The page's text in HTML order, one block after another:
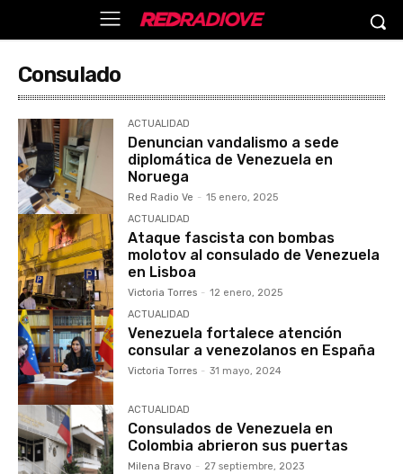
Consulado
ACTUALIDAD
Denuncian vandalismo a sede
diplomática de Venezuela en
Noruega
Red Radio Ve - 15 enero, 2025
ACTUALIDAD
Ataque fascista con bombas
molotov al consulado de Venezuela
en Lisboa
Victoria Torres - 12 enero, 2025
ACTUALIDAD
Venezuela fortalece atención
consular a venezolanos en España
Victoria Torres - 31 mayo, 2024
ACTUALIDAD
Consulados de Venezuela en
Colombia abrieron sus puertas
Milena Bravo - 27 septiembre, 2023